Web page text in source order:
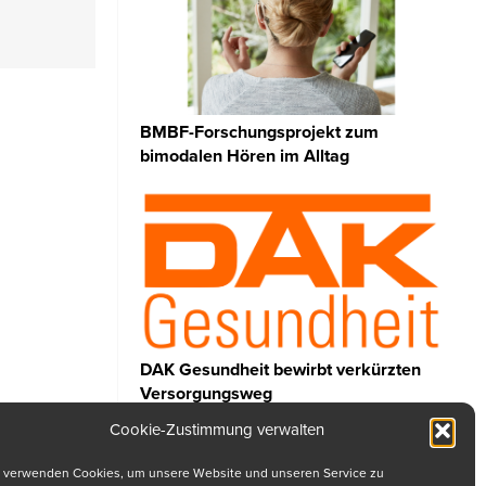
Cookie-Zustimmung verwalten
verwenden Cookies, um unsere Website und unseren Service zu
BMBF-Forschungsprojekt zum
bimodalen Hören im Alltag
DAK Gesundheit bewirbt verkürzten
Versorgungsweg